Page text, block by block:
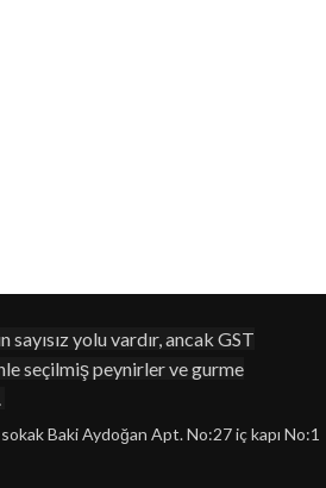
sayısız yolu vardır, ancak GST
seçilmiş peynirler ve gurme
Baki Aydoğan Apt. No:27 iç kapı No:1